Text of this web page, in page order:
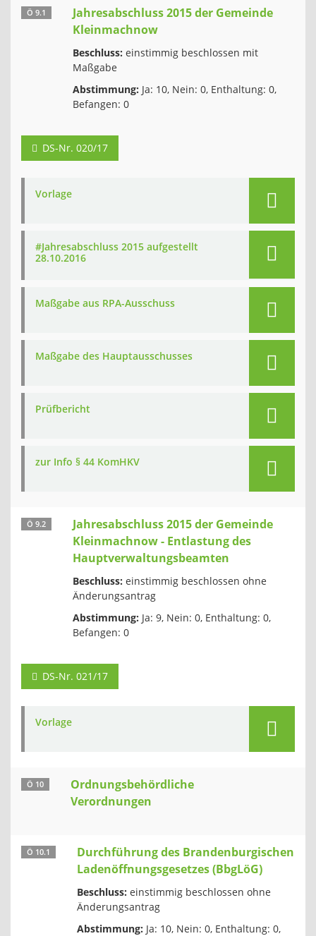
Ö 9.1
Jahresabschluss 2015 der Gemeinde
Kleinmachnow
Beschluss: einstimmig beschlossen mit
Maßgabe
Abstimmung: Ja: 10, Nein: 0, Enthaltung: 0,
Befangen: 0
DS-Nr. 020/17
Vorlage
#Jahresabschluss 2015 aufgestellt
28.10.2016
Maßgabe aus RPA-Ausschuss
Maßgabe des Hauptausschusses
Prüfbericht
zur Info § 44 KomHKV
Ö 9.2
Jahresabschluss 2015 der Gemeinde
Kleinmachnow - Entlastung des
Hauptverwaltungsbeamten
Beschluss: einstimmig beschlossen ohne
Änderungsantrag
Abstimmung: Ja: 9, Nein: 0, Enthaltung: 0,
Befangen: 0
DS-Nr. 021/17
Vorlage
Ö 10
Ordnungsbehördliche
Verordnungen
Ö 10.1
Durchführung des Brandenburgischen
Ladenöffnungsgesetzes (BbgLöG)
Beschluss: einstimmig beschlossen ohne
Änderungsantrag
Abstimmung: Ja: 10, Nein: 0, Enthaltung: 0,